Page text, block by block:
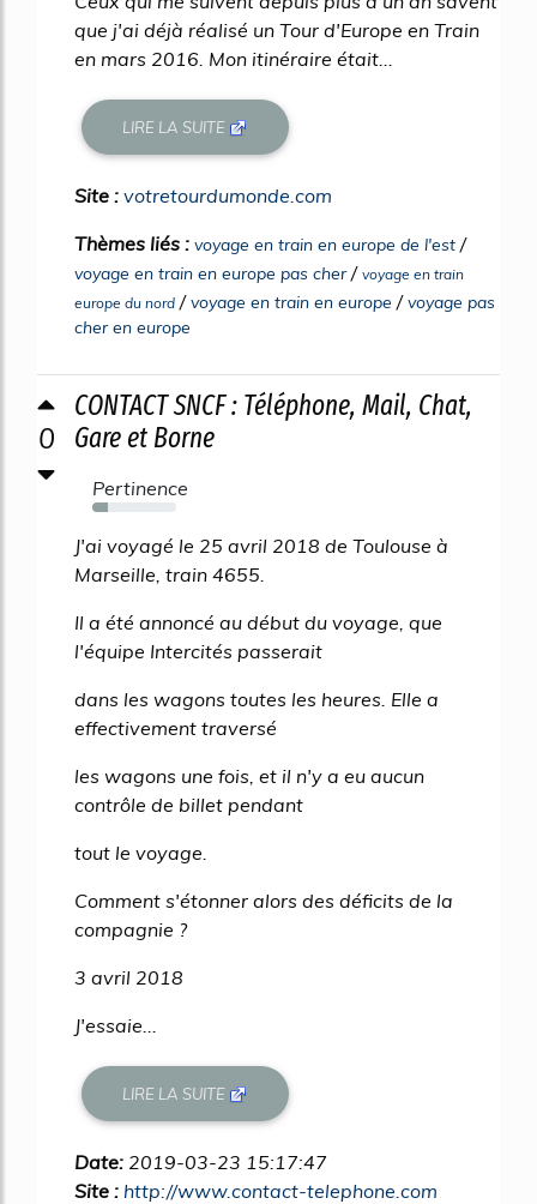
que j'ai déjà réalisé un Tour d'Europe en Train
en mars 2016. Mon itinéraire était...
LIRE LA SUITE
Site : votretourdumonde.com
Thèmes liés : voyage en train en europe de l'est /
voyage en train en europe pas cher/ voyage en train
europe du nord /voyage en train en europe /voyage pas
cher en europe
0
CONTACT SNCF : Téléphone, Mail, Chat,
Gare et Borne
Pertinence
19%
J'ai voyagé le 25 avril 2018 de Toulouse à
Marseille, train 4655.
Il a été annoncé au début du voyage, que
l'équipe Intercités passerait
dans les wagons toutes les heures. Elle a
effectivement traversé
les wagons une fois, et il n'y a eu aucun
contrôle de billet pendant
tout le voyage.
Comment s'étonner alors des déficits de la
compagnie ?
3 avril 2018
J'essaie...
LIRE LA SUITE
Date: 2019-03-23 15:17:47
Site : http://www.contact-telephone.com